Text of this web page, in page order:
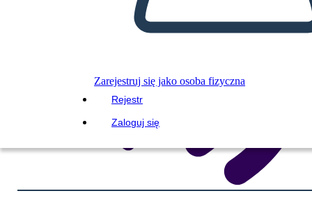
Zarejestruj się jako osoba fizyczna
Rejestr
Zaloguj się